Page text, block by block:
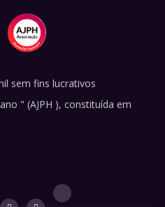
sem fins lucrativos
" (AJPH ), constituída em